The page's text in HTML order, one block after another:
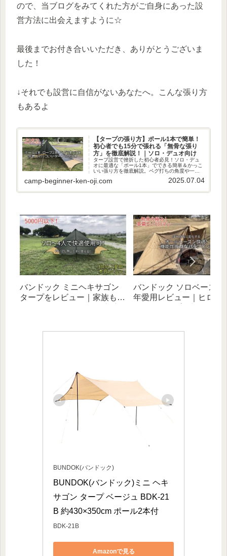
ので、当ブログをみてくれた方がご自身にあった設
営方法に出会えますように☆
最後までお付き合いいただき、ありがとうございま
した！
↓それでも設営に自信がないあなたへ。こんな張り方
もあるよ
【タープの張り方】ポール1本で簡単！
初心者でも15分で張れる「無骨な張り
方」を徹底解説！｜ソロ・デュオ向け
タープ設営で挫折した初心者必見！ソロ・デュ
オに最適な「ポール1本」でできる簡単＆かっこ
いい張り方を徹底解説。ペグ打ちの角度や一人
る手順を動画付きで紹介。サクッと設営して、
camp-beginner-ken-oji.com 2025.07.04
バンドック ミニヘキサゴン
タープをレビュー｜家族もソ
バンドック ソロベース
年愛用レビュー｜ヒロシ
BUNDOK(バンドック)
BUNDOK(バンドック)ミニ ヘキ
サゴン タープ ベージュ BDK-21
B 約430×350cm ポール2本付
BDK-21B
Amazonで見る